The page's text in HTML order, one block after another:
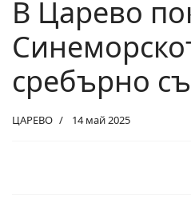
В Царево
сребърно
ЦАРЕВО 14 май 2025